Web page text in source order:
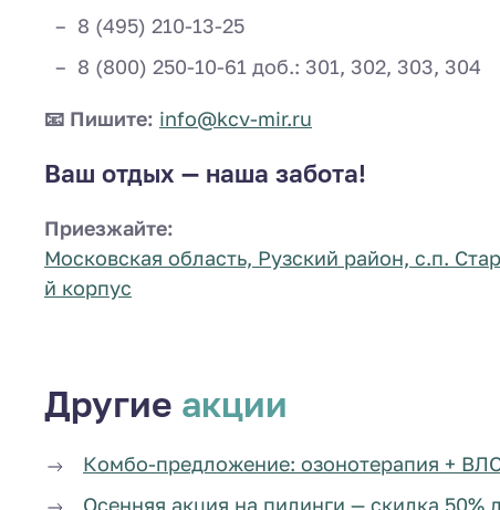
8 (495) 210-13-25
8 (800) 250-10-61 доб.: 301, 302, 303, 304
📧 Пишите: info@kcv-mir.ru
Ваш отдых — наша забота!
Приезжайте:
Московская область, Рузский район, с.п.
й корпус
Другие акции
Комбо-предложение: озонотерапия +
Осенняя акция на пилинги — скидка 50%